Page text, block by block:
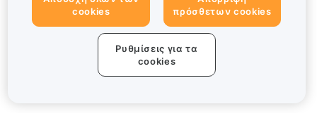
cookies
πρόσθετων cookies
Ρυθμίσεις για τα
cookies